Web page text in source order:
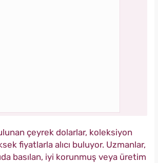
çeyrek dolarlar, koleksiyon
fiyatlarla alıcı buluyor. Uzmanlar,
basılan, iyi korunmuş veya üretim